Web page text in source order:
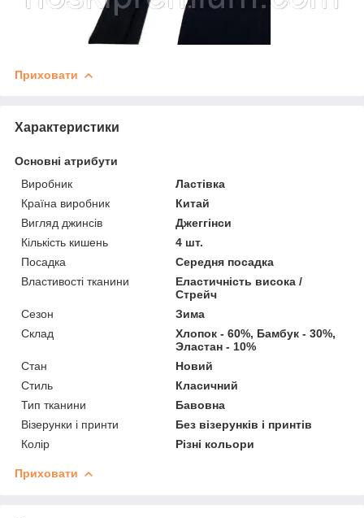
Приховати
Характеристики
Основні атрибути
Виробник
Ластівка
Країна виробник
Китай
Вигляд джинсів
Джеггінси
Кількість кишень
4 шт.
Посадка
Середня посадка
Властивості тканини
Еластичність висока /
Стрейч
Сезон
Зима
Склад
Хлопок - 60%, Бамбук - 30%,
Эластан - 10%
Стан
Новий
Стиль
Класичний
Тип тканини
Бавовна
Візерунки і принти
Без візерунків і принтів
Колір
Різні кольори
Приховати